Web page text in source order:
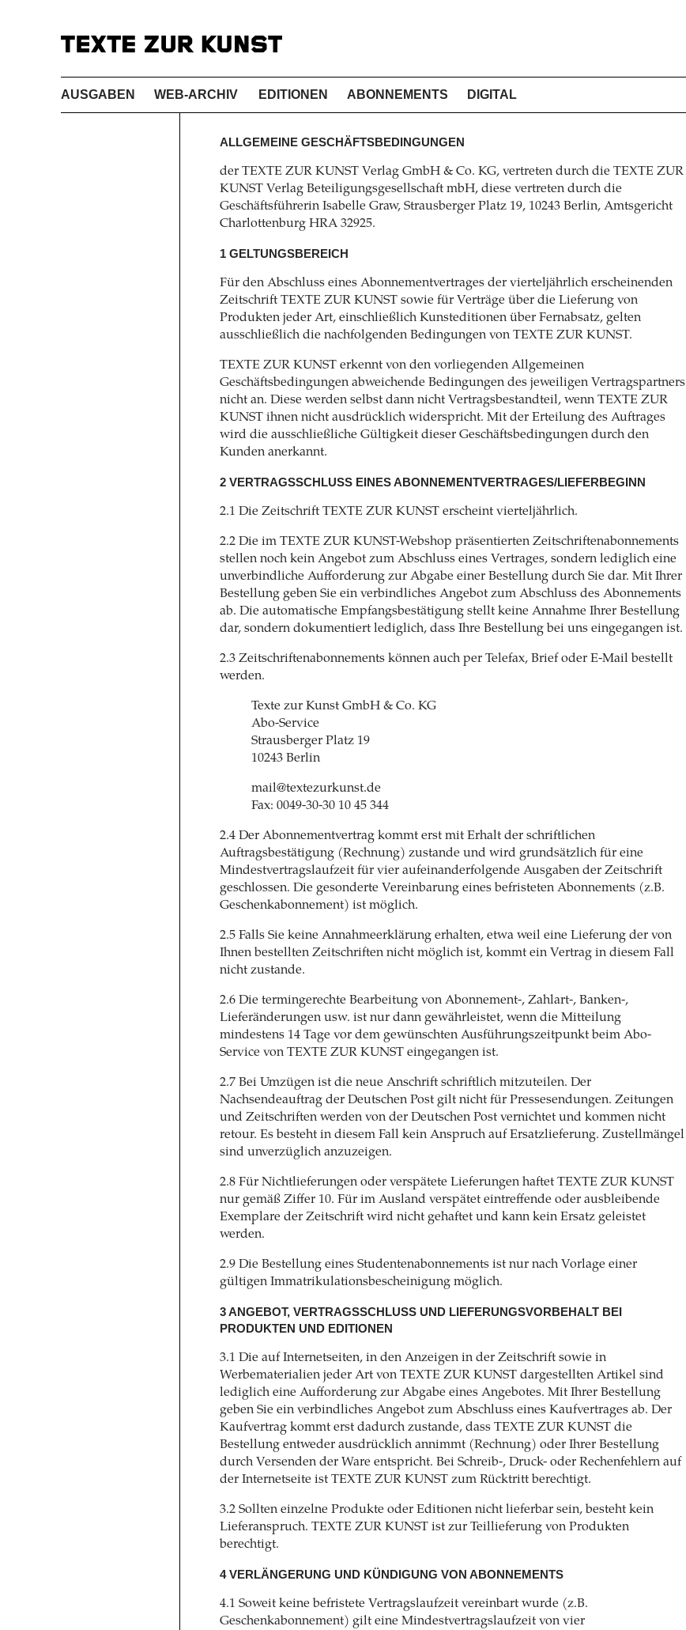
AUSGABEN WEB-ARCHIV EDITIONEN ABONNEMENTS DIGITAL
ALLGEMEINE GESCHÄFTSBEDINGUNGEN
der TEXTE ZUR KUNST Verlag GmbH & Co. KG, vertreten durch die TEXTE ZUR
KUNST Verlag Beteiligungsgesellschaft mbH, diese vertreten durch die
Geschäftsführerin Isabelle Graw, Strausberger Platz 19, 10243 Berlin, Amtsgericht
Charlottenburg HRA 32925.
1 GELTUNGSBEREICH
Für den Abschluss eines Abonnementvertrages der vierteljährlich erscheinenden
Zeitschrift TEXTE ZUR KUNST sowie für Verträge über die Lieferung von
Produkten jeder Art, einschließlich Kunsteditionen über Fernabsatz, gelten
ausschließlich die nachfolgenden Bedingungen von TEXTE ZUR KUNST.
TEXTE ZUR KUNST erkennt von den vorliegenden Allgemeinen
Geschäftsbedingungen abweichende Bedingungen des jeweiligen Vertragspartners
nicht an. Diese werden selbst dann nicht Vertragsbestandteil, wenn TEXTE ZUR
KUNST ihnen nicht ausdrücklich widerspricht. Mit der Erteilung des Auftrages
wird die ausschließliche Gültigkeit dieser Geschäftsbedingungen durch den
Kunden anerkannt.
2 VERTRAGSSCHLUSS EINES ABONNEMENTVERTRAGES/LIEFERBEGINN
2.1 Die Zeitschrift TEXTE ZUR KUNST erscheint vierteljährlich.
2.2 Die im TEXTE ZUR KUNST-Webshop präsentierten Zeitschriftenabonnements
stellen noch kein Angebot zum Abschluss eines Vertrages, sondern lediglich eine
unverbindliche Aufforderung zur Abgabe einer Bestellung durch Sie dar. Mit Ihrer
Bestellung geben Sie ein verbindliches Angebot zum Abschluss des Abonnements
ab. Die automatische Empfangsbestätigung stellt keine Annahme Ihrer Bestellung
dar, sondern dokumentiert lediglich, dass Ihre Bestellung bei uns eingegangen ist.
2.3 Zeitschriftenabonnements können auch per Telefax, Brief oder E-Mail bestellt
werden.
Texte zur Kunst GmbH & Co. KG
Abo-Service
Strausberger Platz 19
10243 Berlin
mail@textezurkunst.de
Fax: 0049-30-30 10 45 344
2.4 Der Abonnementvertrag kommt erst mit Erhalt der schriftlichen
Auftragsbestätigung (Rechnung) zustande und wird grundsätzlich für eine
Mindestvertragslaufzeit für vier aufeinanderfolgende Ausgaben der Zeitschrift
geschlossen. Die gesonderte Vereinbarung eines befristeten Abonnements (z.B.
Geschenkabonnement) ist möglich.
2.5 Falls Sie keine Annahmeerklärung erhalten, etwa weil eine Lieferung der von
Ihnen bestellten Zeitschriften nicht möglich ist, kommt ein Vertrag in diesem Fall
nicht zustande.
2.6 Die termingerechte Bearbeitung von Abonnement-, Zahlart-, Banken-,
Lieferänderungen usw. ist nur dann gewährleistet, wenn die Mitteilung
mindestens 14 Tage vor dem gewünschten Ausführungszeitpunkt beim Abo-
Service von TEXTE ZUR KUNST eingegangen ist.
2.7 Bei Umzügen ist die neue Anschrift schriftlich mitzuteilen. Der
Nachsendeauftrag der Deutschen Post gilt nicht für Pressesendungen. Zeitungen
und Zeitschriften werden von der Deutschen Post vernichtet und kommen nicht
retour. Es besteht in diesem Fall kein Anspruch auf Ersatzlieferung. Zustellmängel
sind unverzüglich anzuzeigen.
2.8 Für Nichtlieferungen oder verspätete Lieferungen haftet TEXTE ZUR KUNST
nur gemäß Ziffer 10. Für im Ausland verspätet eintreffende oder ausbleibende
Exemplare der Zeitschrift wird nicht gehaftet und kann kein Ersatz geleistet
werden.
2.9 Die Bestellung eines Studentenabonnements ist nur nach Vorlage einer
gültigen Immatrikulationsbescheinigung möglich.
3 ANGEBOT, VERTRAGSSCHLUSS UND LIEFERUNGSVORBEHALT BEI
PRODUKTEN UND EDITIONEN
3.1 Die auf Internetseiten, in den Anzeigen in der Zeitschrift sowie in
Werbematerialien jeder Art von TEXTE ZUR KUNST dargestellten Artikel sind
lediglich eine Aufforderung zur Abgabe eines Angebotes. Mit Ihrer Bestellung
geben Sie ein verbindliches Angebot zum Abschluss eines Kaufvertrages ab. Der
Kaufvertrag kommt erst dadurch zustande, dass TEXTE ZUR KUNST die
Bestellung entweder ausdrücklich annimmt (Rechnung) oder Ihrer Bestellung
durch Versenden der Ware entspricht. Bei Schreib-, Druck- oder Rechenfehlern auf
der Internetseite ist TEXTE ZUR KUNST zum Rücktritt berechtigt.
3.2 Sollten einzelne Produkte oder Editionen nicht lieferbar sein, besteht kein
Lieferanspruch. TEXTE ZUR KUNST ist zur Teillieferung von Produkten
berechtigt.
4 VERLÄNGERUNG UND KÜNDIGUNG VON ABONNEMENTS
4.1 Soweit keine befristete Vertragslaufzeit vereinbart wurde (z.B.
Geschenkabonnement) gilt eine Mindestvertragslaufzeit von vier